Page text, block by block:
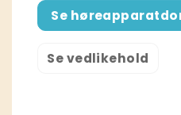
Se
Se vedlikehold